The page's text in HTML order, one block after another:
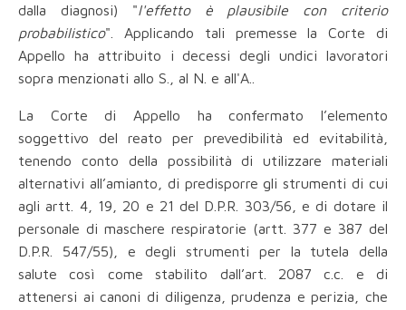
dalla diagnosi) "l'effetto è plausibile con criterio
probabilistico". Applicando tali premesse la Corte di
Appello ha attribuito i decessi degli undici lavoratori
sopra menzionati allo S., al N. e all'A..
La Corte di Appello ha confermato l’elemento
soggettivo del reato per prevedibilità ed evitabilità,
tenendo conto della possibilità di utilizzare materiali
alternativi all’amianto, di predisporre gli strumenti di cui
agli artt. 4, 19, 20 e 21 del D.P.R. 303/56, e di dotare il
personale di maschere respiratorie (artt. 377 e 387 del
D.P.R. 547/55), e degli strumenti per la tutela della
salute così come stabilito dall’art. 2087 c.c. e di
attenersi ai canoni di diligenza, prudenza e perizia, che